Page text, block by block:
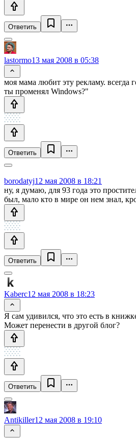
Ответить
lastormo13 мая 2008 в 05:38
моя мама любит эту рекламу. всегда
ты променял Windows?"
Ответить
borodatyj12 мая 2008 в 18:21
ну, я думаю, для 93 года это
был, мало кто в мире он нем знал,
Ответить
Kaberc12 мая 2008 в 18:23
Я сам удивился, что это есть в
Может перенести в другой блог?
Ответить
Antikiller12 мая 2008 в 19:10